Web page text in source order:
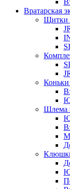
Вратарская
Щитки
Коньки
Шлема